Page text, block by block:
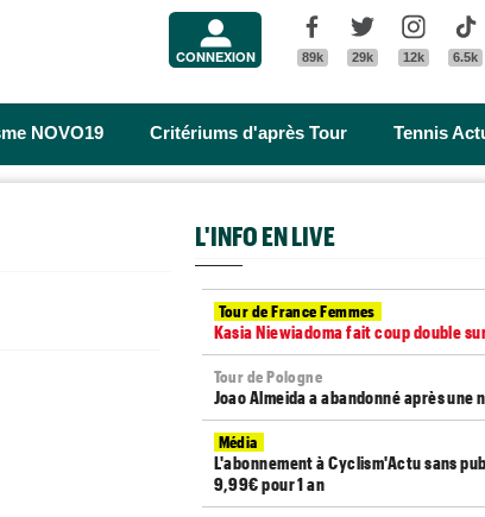
CONNEXION
Facebook
89k
Twitter
29k 12k 6.5k
NOVO19 Critériums d'après Tour Tennis
L'INFO EN LIVE
Tour de France Femmes
Kasia Niewiadoma fait coup double
Tour de Pologne
Joao Almeida a abandonné après une
Média
L'abonnement à Cyclism'Actu sans
9,99€ pour 1 an